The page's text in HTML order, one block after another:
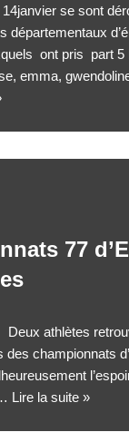
se sont
départementaux
ont pris part 5
emma,
77
championnats
Lire la suite »